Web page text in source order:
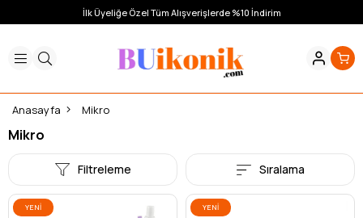
İlk Üyeliğe Özel Tüm Alışverişlerde %10 İndirim
Anasayfa Mikro
Mikro
Filtreleme Sıralama
YENI
YENI